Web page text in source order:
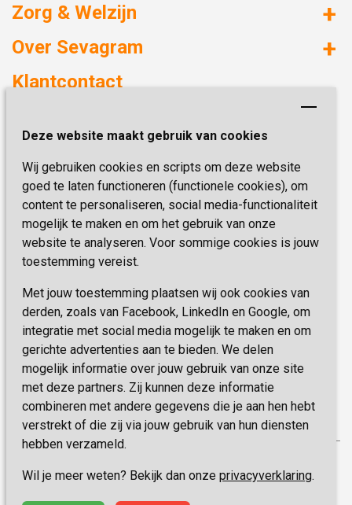
Deze website maakt gebruik van cookies
Wij gebruiken cookies en scripts om deze website
goed te laten functioneren (functionele cookies), om
content te personaliseren, social media-functionaliteit
mogelijk te maken en om het gebruik van onze
website te analyseren. Voor sommige cookies is jouw
toestemming vereist.
Met jouw toestemming plaatsen wij ook cookies van
derden, zoals van Facebook, LinkedIn en Google, om
integratie met social media mogelijk te maken en om
gerichte advertenties aan te bieden. We delen
mogelijk informatie over jouw gebruik van onze site
met deze partners. Zij kunnen deze informatie
combineren met andere gegevens die je aan hen hebt
verstrekt of die zij via jouw gebruik van hun diensten
hebben verzameld.
Wil je meer weten? Bekijk dan onze privacyverklaring.
Zorg & Welzijn
Huizen met zorg
Onze specialiteiten
Over Sevagram
Duurzaamheid
Kwaliteit & Klantbeleving
Missie & Visie
Vastgoed
Innovatie
Klantcontact
6419 PB Heerlen
Telefoon:0900 777 4 777
E-mail:zorgbemiddeling@sevagram.nl
Schrijf je nu in!
Blijf op de hoogte van de laatste activiteiten en
nieuwtjes met onze nieuwsbrief
INSCHRIJVEN
Disclaimer